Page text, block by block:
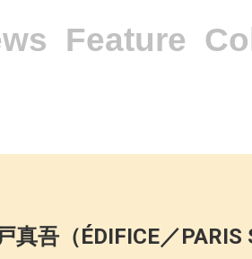
Feature
吾（ÉDIFICE／PARIS